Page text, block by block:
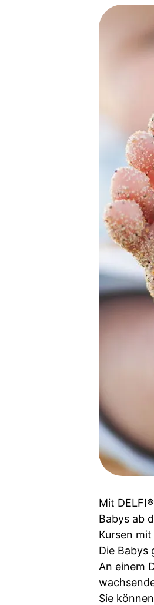
Mit
Babys ab
Kursen
Die Babys
An einem
Sie